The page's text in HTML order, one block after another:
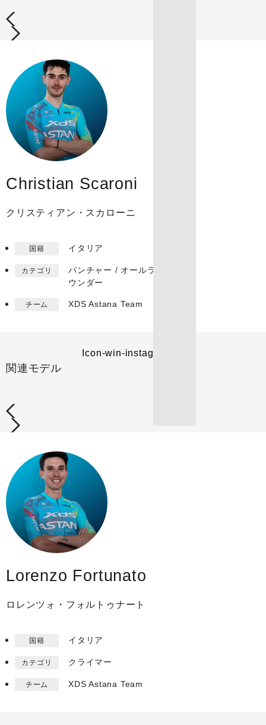
Christian Scaroni
クリスティアン・スカローニ
国籍 イタリア
カテゴリ
パンチャー / オールラ
ウンダー
チーム XDS Astana Team​
Icon-win-instagram
関連モデル
Lorenzo Fortunato
ロレンツォ・フォルトゥナート
国籍 イタリア
カテゴリ クライマー
チーム XDS Astana Team​